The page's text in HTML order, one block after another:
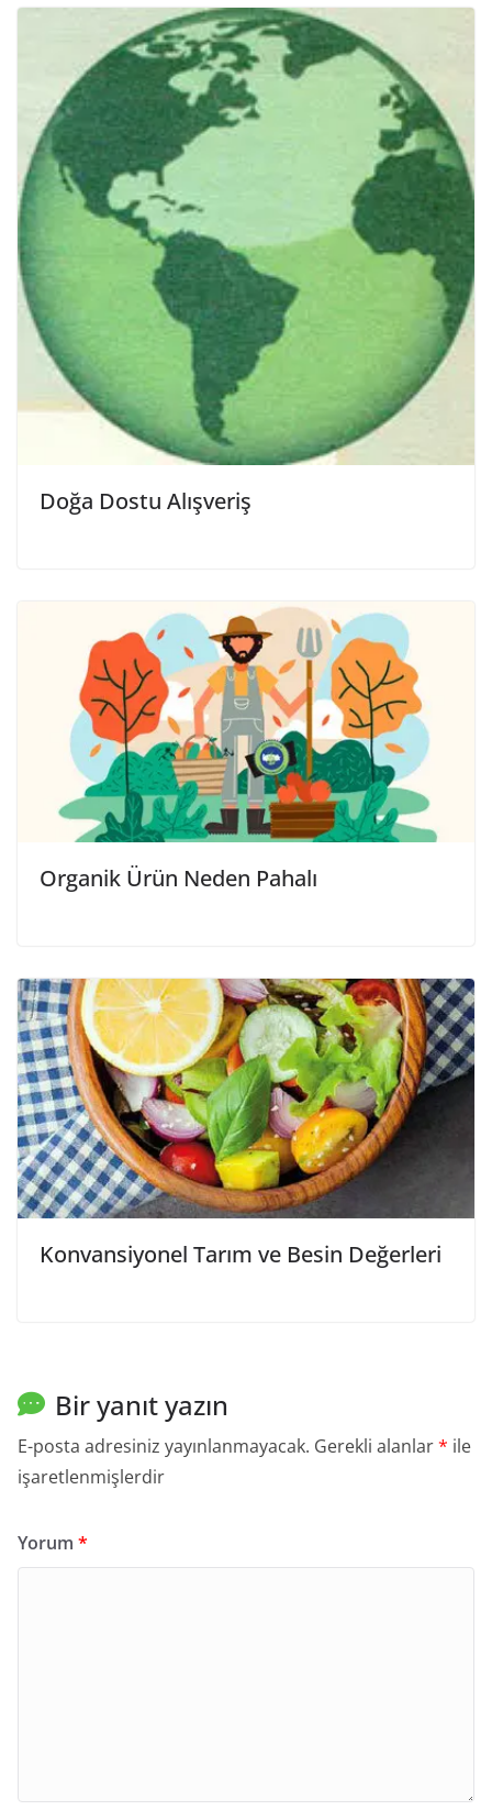
Doğa Dostu Alışveriş
Organik Ürün Neden Pahalı
Konvansiyonel Tarım ve Besin Değerleri
Bir yanıt yazın
E-posta adresiniz yayınlanmayacak. Gerekli alanlar* ile
işaretlenmişlerdir
Yorum *